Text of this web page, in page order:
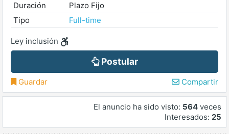
Duración
Plazo Fijo
Tipo
Full-time
Ley inclusión
Postular
Guardar Compartir
El anuncio ha sido visto: 564 veces
Interesados: 25